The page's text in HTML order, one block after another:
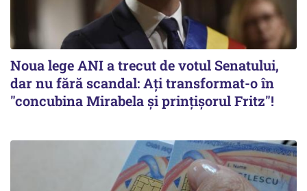
Noua lege ANI a trecut de votul Senatului,
dar nu fără scandal: Ați transformat-o în
"concubina Mirabela şi prinţişorul Fritz"!